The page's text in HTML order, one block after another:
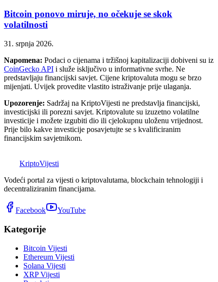
Bitcoin ponovo miruje, no očekuje se skok
volatilnosti
31. srpnja 2026.
Napomena: Podaci o cijenama i tržišnoj kapitalizaciji dobiveni su iz
CoinGecko API i služe isključivo u informativne svrhe. Ne
predstavljaju financijski savjet. Cijene kriptovaluta mogu se brzo
mijenjati. Uvijek provedite vlastito istraživanje prije ulaganja.
Upozorenje: Sadržaj na KriptoVijesti ne predstavlja financijski,
investicijski ili porezni savjet. Kriptovalute su izuzetno volatilne
investicije i možete izgubiti dio ili cjelokupnu uloženu vrijednost.
Prije bilo kakve investicije posavjetujte se s kvalificiranim
financijskim savjetnikom.
KriptoVijesti
Vodeći portal za vijesti o kriptovalutama, blockchain tehnologiji i
decentraliziranim financijama.
Facebook YouTube
Kategorije
Bitcoin Vijesti
Ethereum Vijesti
Solana Vijesti
XRP Vijesti